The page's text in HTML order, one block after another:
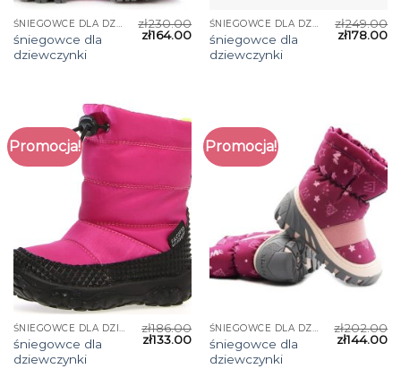
ŚNIEGOWCE DLA DZIEWCZYNKI
śniegowce dla
dziewczynki
zł230.00
zł164.00
ŚNIEGOWCE DLA DZIEWCZYNKI
śniegowce dla
dziewczynki
zł249.00
zł178.00
Promocja!
ŚNIEGOWCE DLA DZIEWCZYNKI
śniegowce dla
dziewczynki
zł186.00
zł133.00
Promocja!
ŚNIEGOWCE DLA DZIEWCZYNKI
śniegowce dla
dziewczynki
zł202.00
zł144.00